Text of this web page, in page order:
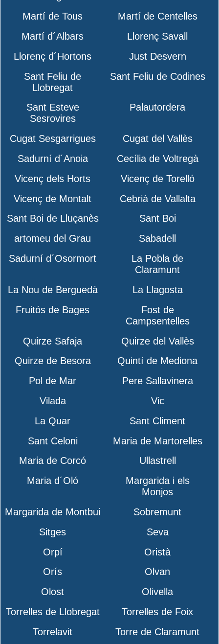
Martí de Tous
Martí de Centelles
Martí d´Albars
Llorenç Savall
Llorenç d´Hortons
Just Desvern
Sant Feliu de
Llobregat
Sant Feliu de Codines
Sant Esteve
Sesrovires
Palautordera
Cugat Sesgarrigues
Cugat del Vallès
Sadurní d´Anoia
Cecília de Voltregà
Vicenç dels Horts
Vicenç de Torelló
Vicenç de Montalt
Cebrià de Vallalta
Sant Boi de Lluçanès
Sant Boi
artomeu del Grau
Sabadell
Sadurní d´Osormort
La Pobla de
Claramunt
La Nou de Berguedà
La Llagosta
Fruitós de Bages
Fost de
Campsentelles
Quirze Safaja
Quirze del Vallès
Quirze de Besora
Quintí de Mediona
Pol de Mar
Pere Sallavinera
Vilada
Vic
La Quar
Sant Climent
Sant Celoni
Maria de Martorelles
Maria de Corcó
Ullastrell
Maria d´Oló
Margarida i els
Monjos
Margarida de Montbui
Sobremunt
Sitges
Seva
Orpí
Oristà
Orís
Olvan
Olost
Olivella
Torrelles de Llobregat
Torrelles de Foix
Torrelavit
Torre de Claramunt